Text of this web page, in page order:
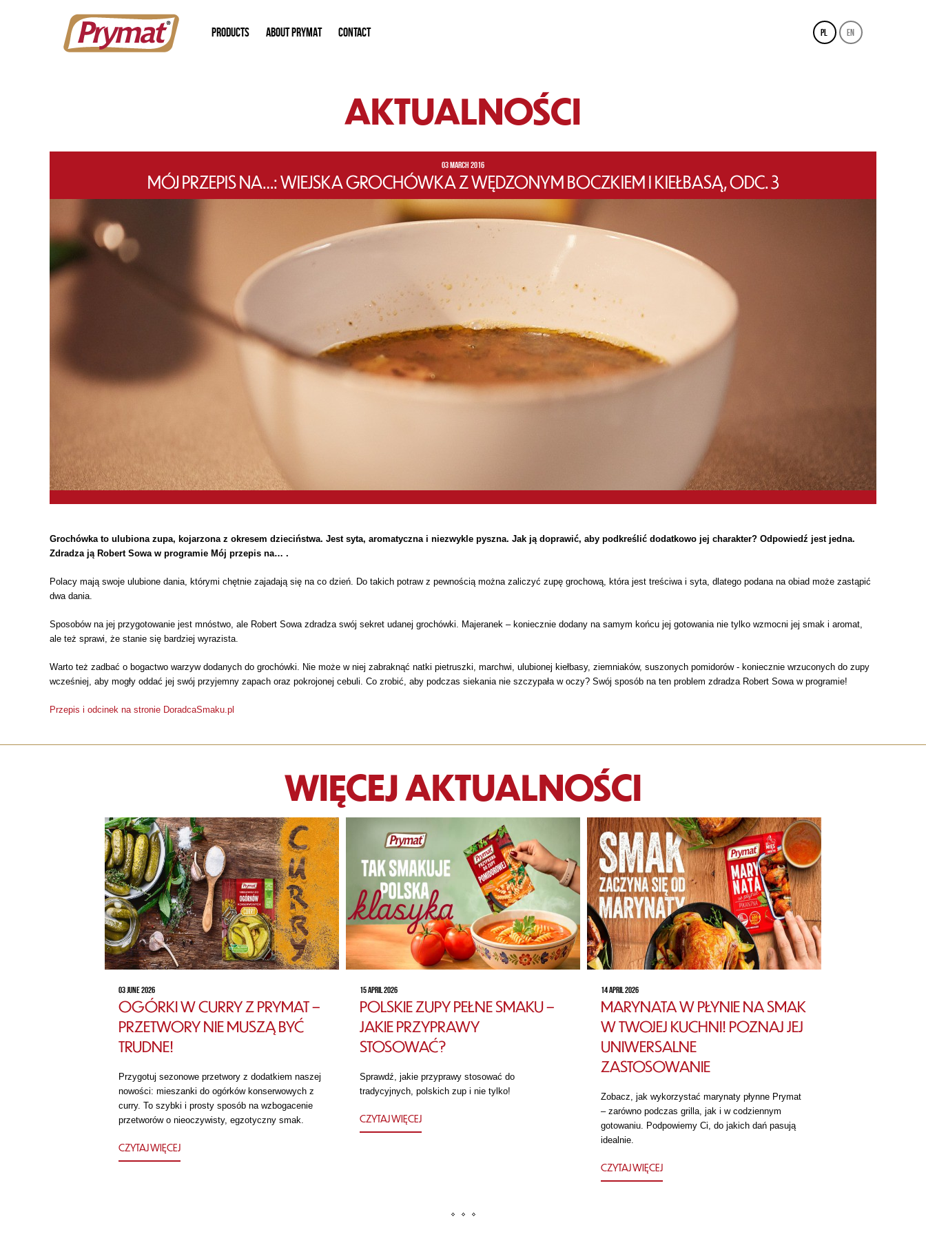
pl en
PRODUCTS ABOUT PRYMAT CONTACT
AKTUALNOŚCI
03 MARCH 2016
MÓJ PRZEPIS NA…: WIEJSKA GROCHÓWKA Z WĘDZONYM BOCZKIEM I KIEŁBASĄ, ODC. 3
Grochówka to ulubiona zupa, kojarzona z okresem dzieciństwa. Jest syta, aromatyczna i niezwykle pyszna. Jak ją doprawić, aby podkreślić dodatkowo jej charakter? Odpowiedź jest jedna.
Zdradza ją Robert Sowa w programie Mój przepis na… .
Polacy mają swoje ulubione dania, którymi chętnie zajadają się na co dzień. Do takich potraw z pewnością można zaliczyć zupę grochową, która jest treściwa i syta, dlatego podana na obiad może zastąpić
dwa dania.
Sposobów na jej przygotowanie jest mnóstwo, ale Robert Sowa zdradza swój sekret udanej grochówki. Majeranek – koniecznie dodany na samym końcu jej gotowania nie tylko wzmocni jej smak i aromat,
ale też sprawi, że stanie się bardziej wyrazista.
Warto też zadbać o bogactwo warzyw dodanych do grochówki. Nie może w niej zabraknąć natki pietruszki, marchwi, ulubionej kiełbasy, ziemniaków, suszonych pomidorów - koniecznie wrzuconych do zupy
wcześniej, aby mogły oddać jej swój przyjemny zapach oraz pokrojonej cebuli. Co zrobić, aby podczas siekania nie szczypała w oczy? Swój sposób na ten problem zdradza Robert Sowa w programie!
Przepis i odcinek na stronie DoradcaSmaku.pl
WIĘCEJ AKTUALNOŚCI
03 JUNE 2026
OGÓRKI W CURRY Z PRYMAT –
PRZETWORY NIE MUSZĄ BYĆ
TRUDNE!
Przygotuj sezonowe przetwory z dodatkiem naszej
nowości: mieszanki do ogórków konserwowych z
curry. To szybki i prosty sposób na wzbogacenie
przetworów o nieoczywisty, egzotyczny smak.
CZYTAJ WIĘCEJ
15 APRIL 2026
POLSKIE ZUPY PEŁNE SMAKU –
JAKIE PRZYPRAWY
STOSOWAĆ?
Sprawdź, jakie przyprawy stosować do
tradycyjnych, polskich zup i nie tylko!
CZYTAJ WIĘCEJ
14 APRIL 2026
MARYNATA W PŁYNIE NA SMAK
W TWOJEJ KUCHNI! POZNAJ JEJ
UNIWERSALNE
ZASTOSOWANIE
Zobacz, jak wykorzystać marynaty płynne Prymat
– zarówno podczas grilla, jak i w codziennym
gotowaniu. Podpowiemy Ci, do jakich dań pasują
idealnie.
CZYTAJ WIĘCEJ